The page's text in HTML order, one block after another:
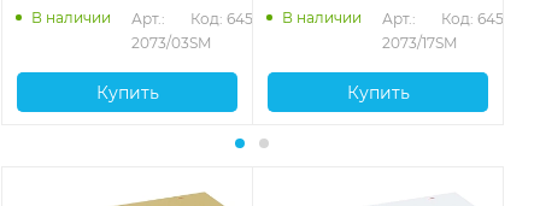
матовый
В наличии
Арт.:
2073/03SM
Код: 64535
Купить
матовое
В наличии
Арт.:
2073/17SM
Код: 64536
Купить